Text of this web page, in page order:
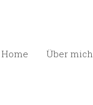
Home
Über mich